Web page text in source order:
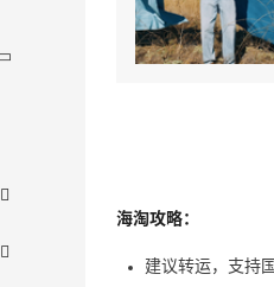
海淘攻略：
建议转运，支持